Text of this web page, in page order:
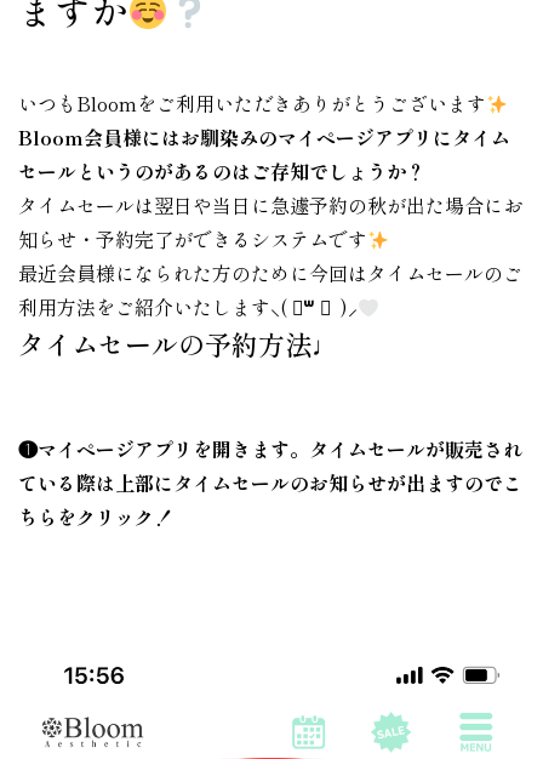
いつもBloomをご利用いただきありがとうございます
Bloom会員様にはお馴染みのマイページアプリにタイム
セールというのがあるのはご存知でしょうか？
タイムセールは翌日や当日に急遽予約の秋が出た場合にお
知らせ・予約完了ができるシステムです
最近会員様になられた方のために今回はタイムセールのご
利用方法をご紹介いたします⸜( ॑꒳ ॑ )⸝
タイムセールの予約方法♩
❶マイページアプリを開きます。タイムセールが販売され
ている際は上部にタイムセールのお知らせが出ますのでこ
ちらをクリック！